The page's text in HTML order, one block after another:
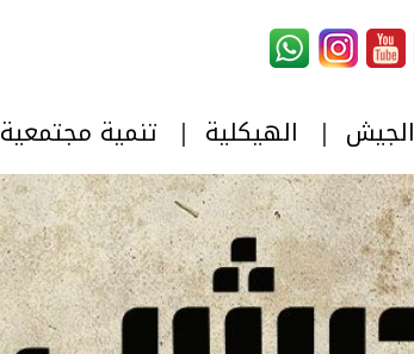
الجيش الهيكلية تنمية مجتمعية